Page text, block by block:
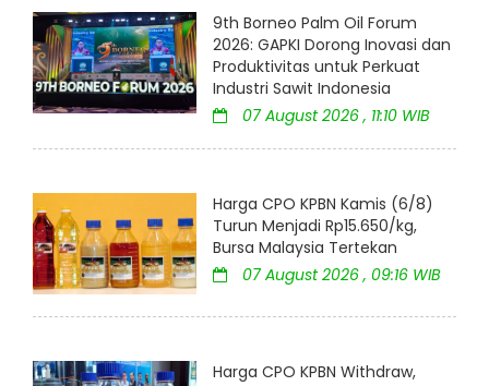
9th Borneo Palm Oil Forum
2026: GAPKI Dorong Inovasi dan
Produktivitas untuk Perkuat
Industri Sawit Indonesia
07 August 2026 , 11:10 WIB
Harga CPO KPBN Kamis (6/8)
Turun Menjadi Rp15.650/kg,
Bursa Malaysia Tertekan
07 August 2026 , 09:16 WIB
Harga CPO KPBN Withdraw,